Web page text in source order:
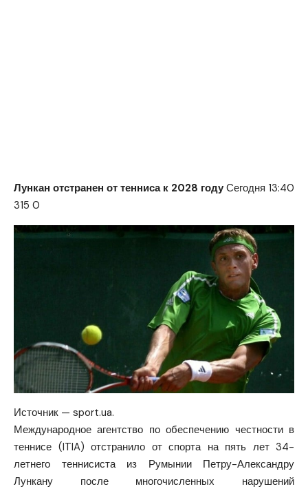
Лункан отстранен от тенниса к 2028 году Сегодня 13:40
315 0
Источник — sport.ua.
Международное агентство по обеспечению честности в
теннисе (ITIA) отстранило от спорта на пять лет 34-
летнего теннисиста из Румынии Петру-Александру
Лункану после многочисленных нарушений